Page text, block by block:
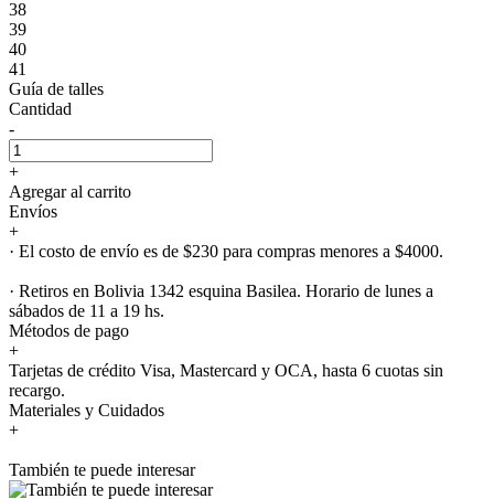
38
39
40
41
Guía de talles
Cantidad
-
+
Agregar al carrito
Envíos
+
· El costo de envío es de $230 para compras menores a $4000.
· Retiros en Bolivia 1342 esquina Basilea. Horario de lunes a
sábados de 11 a 19 hs.
Métodos de pago
+
Tarjetas de crédito Visa, Mastercard y OCA, hasta 6 cuotas sin
recargo.
Materiales y Cuidados
+
También te puede interesar